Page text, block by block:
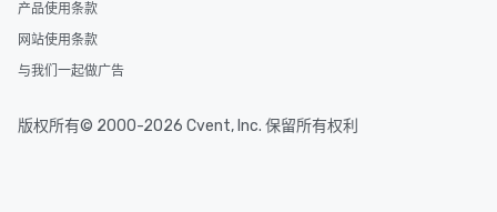
产品使用条款
网站使用条款
与我们一起做广告
版权所有© 2000-2026 Cvent, Inc. 保留所有权利